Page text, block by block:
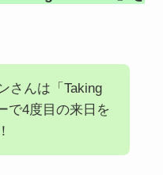
さんは「Taking
で4度目の来日を